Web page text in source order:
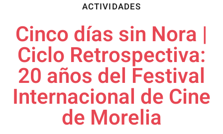
ACTIVIDADES
Cinco días sin Nora |
Ciclo Retrospectiva:
20 años del Festival
Internacional de Cine
de Morelia